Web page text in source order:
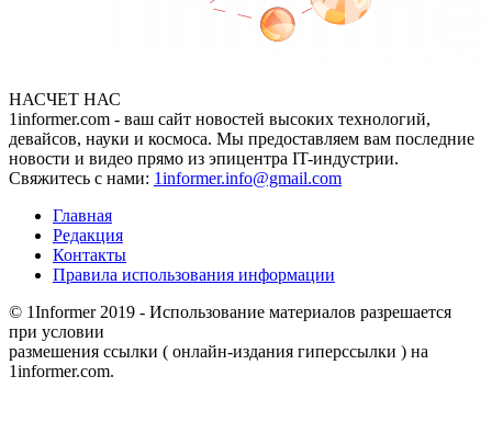
НАСЧЕТ НАС
1informer.com - ваш сайт новостей высоких технологий,
девайсов, науки и космоса. Мы предоставляем вам последние
новости и видео прямо из эпицентра IT-индустрии.
Свяжитесь с нами: 1informer.info@gmail.com
Главная
Редакция
Контакты
Правила использования информации
© 1Informer 2019 - Использование материалов разрешается
при условии
размешения ссылки ( онлайн-издания гиперссылки ) на
1informer.com.